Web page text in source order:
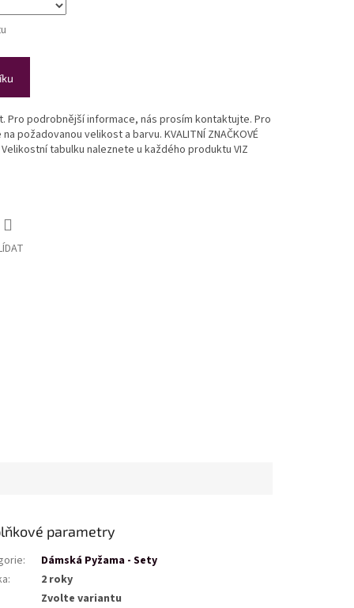
Pro podrobnější informace, nás prosím kontaktujte. Pro
požadovanou velikost a barvu. KVALITNÍ ZNAČKOVÉ
Velikostní tabulku naleznete u každého produktu VIZ
parametry
:
Dámská Pyžama - Sety
:
2 roky
Zvolte variantu